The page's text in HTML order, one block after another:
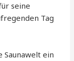
seine
Tag
Saunawelt ein